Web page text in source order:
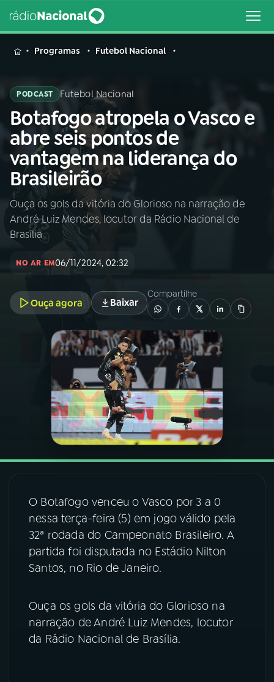
MENU
Buscar
na
Rádio
Nacional
Buscar
AO VIVO
01INÍCIO
02A RÁDIO
03PROGRAMAÇÃO
PROGRAMAS
PODCASTS
VIDEOCASTS
07ÚLTIMAS
08FESTIVAL DE MÚSICA
ACOMPANHE A RÁDIO NACIONAL
YouTube Facebook
Instagram X
TikTok
Programas Futebol Nacional
PODCAST Futebol Nacional
Botafogo atropela o Vasco e
abre seis pontos de
vantagem na liderança do
Brasileirão
Ouça os gols da vitória do Glorioso na narração de
André Luiz Mendes, locutor da Rádio Nacional de
Brasília
NO AR EM06/11/2024, 02:32
Ouça agora Baixar
Compartilhe
O Botafogo venceu o Vasco por 3 a 0
nessa terça-feira (5) em jogo válido pela
32ª rodada do Campeonato Brasileiro. A
partida foi disputada no Estádio Nilton
Santos, no Rio de Janeiro.
Ouça os gols da vitória do Glorioso na
narração de André Luiz Mendes, locutor
da Rádio Nacional de Brasília.